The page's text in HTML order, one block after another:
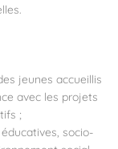
jeunes accueillis
avec les projets
;
socio-